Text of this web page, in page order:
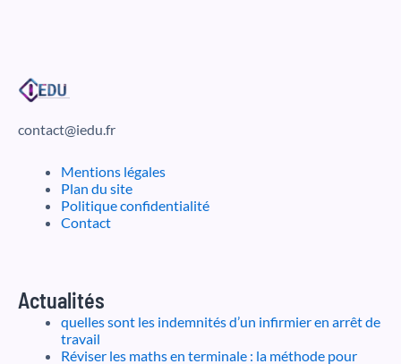
contact@iedu.fr
Mentions légales
Plan du site
Politique confidentialité
Contact
Actualités
quelles sont les indemnités d’un infirmier en arrêt de
travail
Réviser les maths en terminale : la méthode pour